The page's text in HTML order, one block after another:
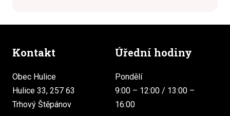
Kontakt
Obec Hulice
Hulice 33, 257 63
Trhový Štěpánov
Úřední hodiny
Pondělí
9:00 – 12:00 / 13:00 –
16:00